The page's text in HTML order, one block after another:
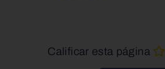
Calificar esta página